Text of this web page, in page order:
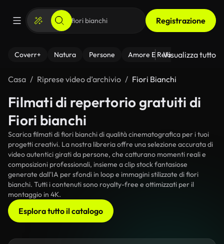
Registrazione
Coverr+ Natura Persone Amore E Relazioni Il
Visualizza tutto
Casa Riprese video d’archivio Fiori Bianchi
Filmati di repertorio gratuiti di
Fiori bianchi
Scarica filmati di fiori bianchi di qualità cinematografica per i tuoi
progetti creativi. La nostra libreria offre una selezione accurata di
video autentici girati da persone, che catturano momenti reali e
composizioni professionali, insieme a clip stock fantasiose
generate dall'IA per sfondi in loop e immagini stilizzate di fiori
bianchi. Tutti i contenuti sono royalty-free e ottimizzati per il
montaggio in 4K.
Esplora tutto il catalogo